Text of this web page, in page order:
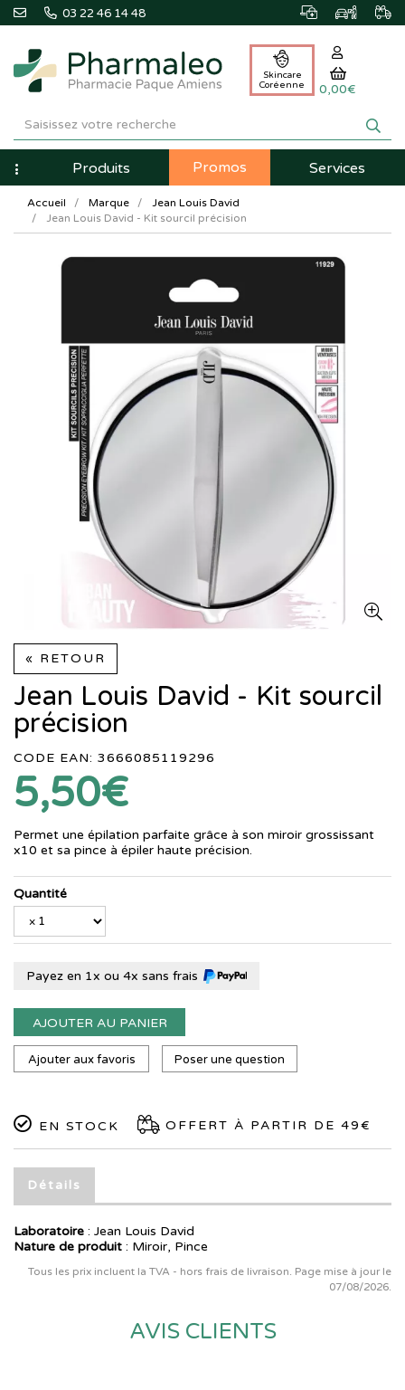
03 22 46 14 48
Pharmaleo
Pharmacie
Paque
Amiens
Skincare
Coréenne
0,00€
NavigationProduits Promos Services
Accueil Marque
Jean Louis David
Jean Louis David - Kit sourcil précision
« RETOUR
Jean Louis David - Kit sourcil
précision
CODE EAN: 3666085119296
5,50€
Permet une épilation parfaite grâce à son miroir grossissant
x10 et sa pince à épiler haute précision.
Quantité
Payez en 1x ou 4x sans frais
AJOUTER AU PANIER
Ajouter aux favoris Poser une question
EN STOCK OFFERT À PARTIR DE 49€
Détails
Laboratoire : Jean Louis David
Nature de produit : Miroir, Pince
Tous les prix incluent la TVA - hors frais de livraison. Page mise à jour le
07/08/2026.
AVIS CLIENTS